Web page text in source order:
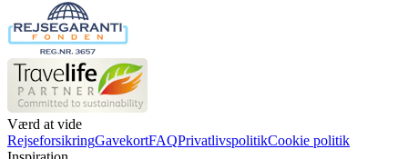
Værd at vide
RejseforsikringGavekortFAQPrivatlivspolitikCookie politik